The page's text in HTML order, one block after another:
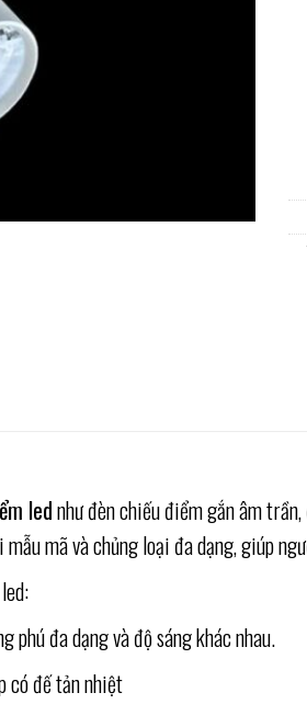
lednhư đèn chiếu điểm gắn âm
mã và chủng loại đa dạng, giúp
phú đa dạng và độ sáng khác nhau.
có đế tản nhiệt